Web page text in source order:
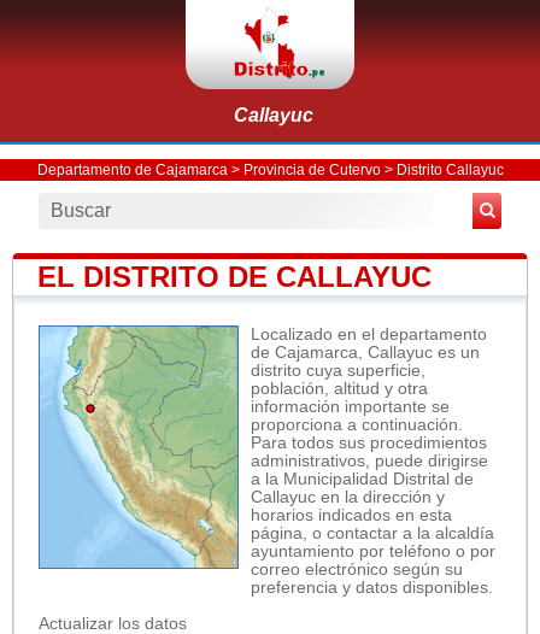
Callayuc
Departamento de Cajamarca > Provincia de Cutervo> Distrito Callayuc
EL DISTRITO DE CALLAYUC
Localizado en el departamento
de Cajamarca, Callayuc es un
distrito cuya superficie,
población, altitud y otra
información importante se
proporciona a continuación.
Para todos sus procedimientos
administrativos, puede dirigirse
a la Municipalidad Distrital de
Callayuc en la dirección y
horarios indicados en esta
página, o contactar a la alcaldía
ayuntamiento por teléfono o por
correo electrónico según su
preferencia y datos disponibles.
Actualizar los datos